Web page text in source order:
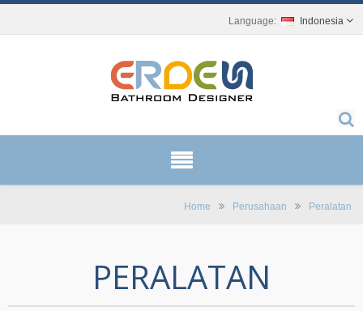
Indonesia
Home Perusahaan Peralatan
PERALATAN